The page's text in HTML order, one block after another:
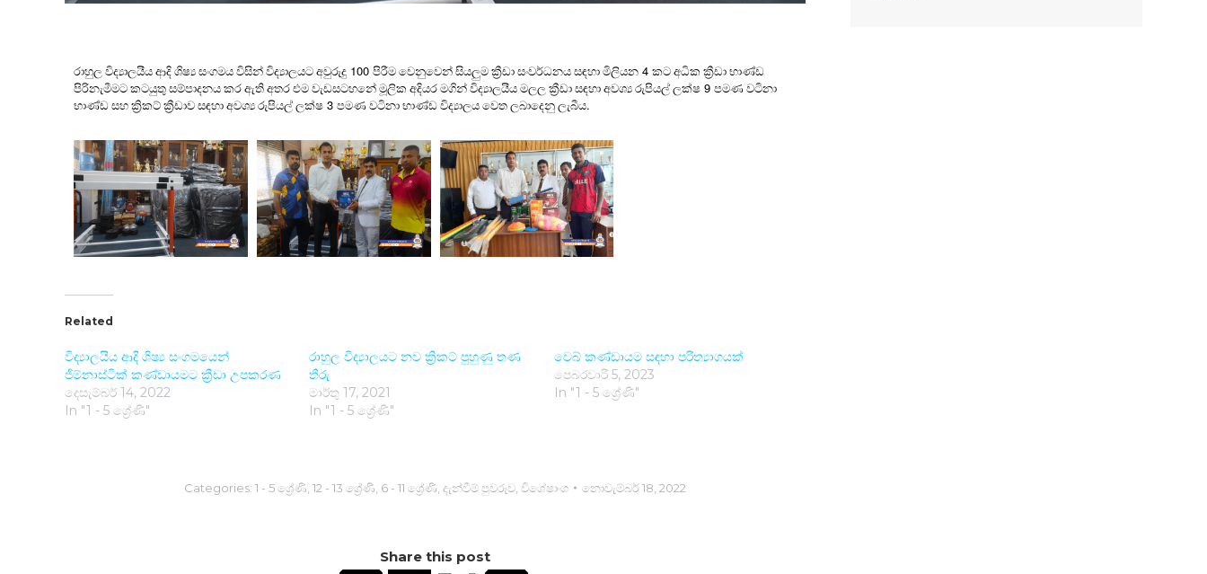
රාහුල විද්‍යාලයීය ආදි ශිෂ්‍ය සංගමය විසින් විද්‍යාලයට අවුරුදු 100 පිරීම වෙනුවෙන් සියලුම ක්‍රීඩා සංවර්ධනය සඳහා මිලියන 4 කට අධික ක්‍රීඩා භාණ්ඩ
පිරිනැමීමට කටයුතු සම්පාදනය කර ඇති අතර එම වැඩසටහනේ මූලික අදියර මගින් විද්‍යාලයීය මලල ක්‍රීඩා සඳහා අවශ්‍ය රුපියල් ලක්ෂ 9 පමණ වටිනා
භාණ්ඩ සහ ක්‍රිකට් ක්‍රීඩාව සඳහා අවශ්‍ය රුපියල් ලක්ෂ 3 පමණ වටිනා භාණ්ඩ විද්‍යාලය වෙත ලබාදෙනු ලැබීය.
Related
විද්‍යාලයීය ආදි ශිෂ්‍ය සංගමයෙන්
ජිම්නාස්ටික් කණ්ඩායමට ක්‍රීඩා උපකර​ණ
දෙසැම්බර් 14, 2022
In "1 - 5 ශ්‍රේණි"
රාහුල විද්‍යාලයට නව ක්‍රිකට් පුහුණු තණ
තීරු
මාර්තු 17, 2021
In "1 - 5 ශ්‍රේණි"
වෙබ් කණ්ඩායම සඳහා පරිත්‍යාගය​ක්
පෙබරවාරි 5, 2023
In "1 - 5 ශ්‍රේණි"
Categories: 1 - 5 ශ්‍රේණි 12 - 13 ශ්‍රේණි 6 - 11 ශ්‍රේණි දැන්වීම් පුවරුව විශේෂාංග නොවැම්බර් 18, 2022
Share this post